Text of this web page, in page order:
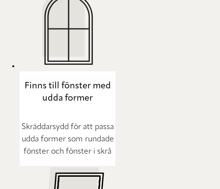
Finns till fönster med
udda former
Skräddarsydd för att passa
udda former som rundade
fönster och fönster i skrå